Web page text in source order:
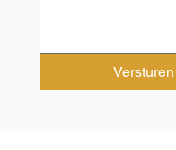
Versturen